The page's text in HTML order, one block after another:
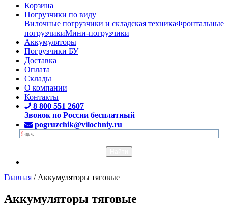
Корзина
Погрузчики по виду
Вилочные погрузчики и складская техникаФронтальные
погрузчикиМини-погрузчики
Аккумуляторы
Погрузчики БУ
Доставка
Оплата
Склады
О компании
Контакты
8 800 551 2607
Звонок по России бесплатный
pogruzchik@vilochniy.ru
Главная / Аккумуляторы тяговые
Аккумуляторы тяговые